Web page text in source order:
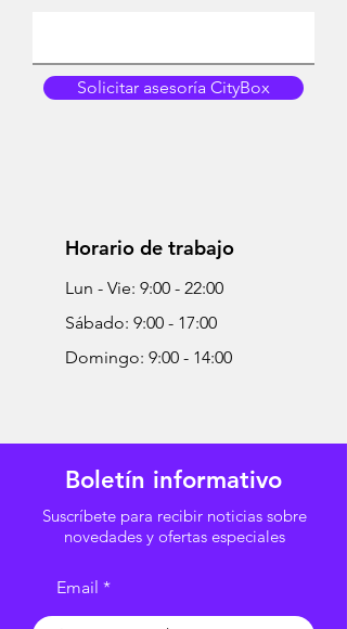
Solicitar asesoría CityBox
Horario de trabajo
Lun - Vie: 9:00 - 22:00
Sábado: 9:00 - 17:00
Domingo: 9:00 - 14:00
Boletín informativo
Suscríbete para recibir noticias sobre
novedades y ofertas especiales
Email